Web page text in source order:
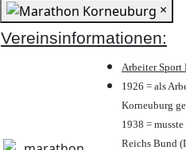
×
Vereinsinformationen:
Arbeiter
1926 = als
Korneuburg
1938 =
Reichs Bund